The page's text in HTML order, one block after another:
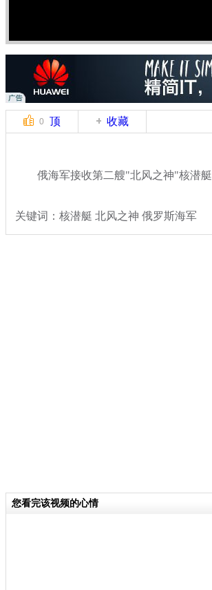
0 顶 收藏
俄海军接收第二艘"北风之神"核潜艇
关键词：核潜艇 北风之神 俄罗斯海军
您看完该视频的心情